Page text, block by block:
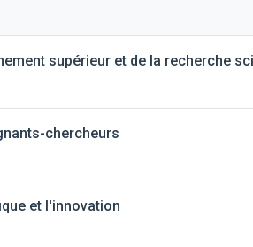
supérieur et de la recherche
chercheurs
et l'innovation